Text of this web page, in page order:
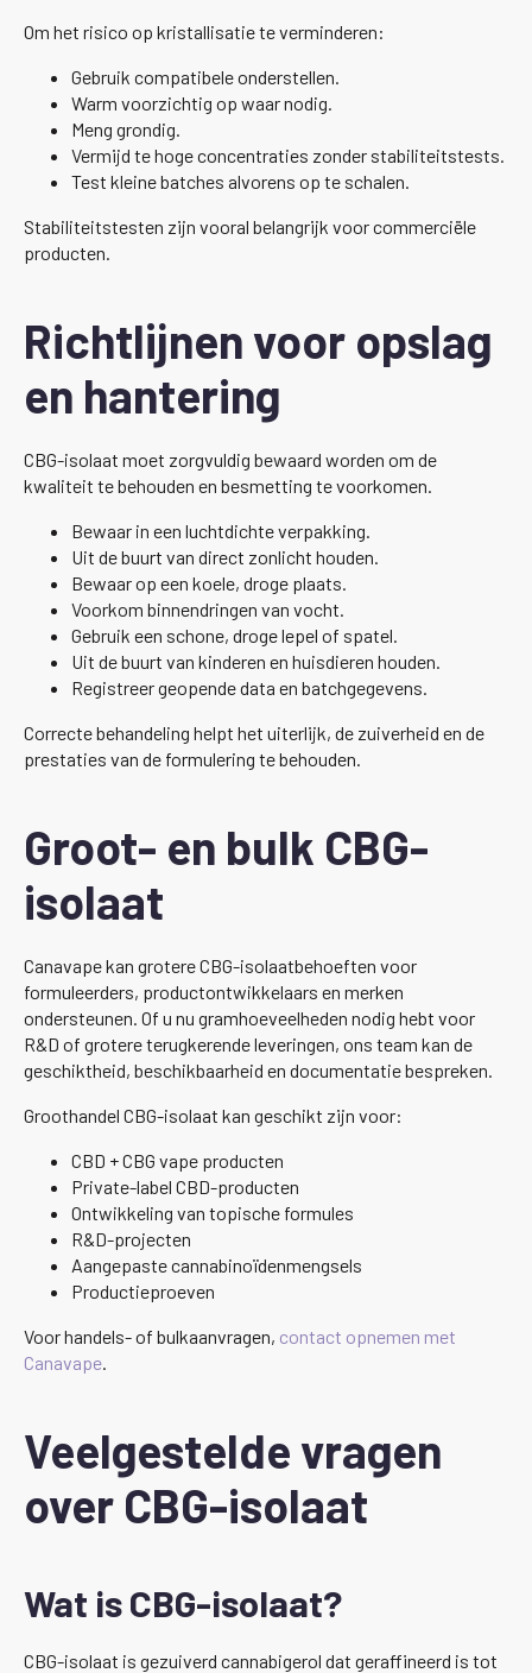
Om het risico op kristallisatie te verminderen:
Gebruik compatibele onderstellen.
Warm voorzichtig op waar nodig.
Meng grondig.
Vermijd te hoge concentraties zonder stabiliteitstests.
Test kleine batches alvorens op te schalen.
Stabiliteitstesten zijn vooral belangrijk voor commerciële
producten.
Richtlijnen voor opslag
en hantering
CBG-isolaat moet zorgvuldig bewaard worden om de
kwaliteit te behouden en besmetting te voorkomen.
Bewaar in een luchtdichte verpakking.
Uit de buurt van direct zonlicht houden.
Bewaar op een koele, droge plaats.
Voorkom binnendringen van vocht.
Gebruik een schone, droge lepel of spatel.
Uit de buurt van kinderen en huisdieren houden.
Registreer geopende data en batchgegevens.
Correcte behandeling helpt het uiterlijk, de zuiverheid en de
prestaties van de formulering te behouden.
Groot- en bulk CBG-
isolaat
Canavape kan grotere CBG-isolaatbehoeften voor
formuleerders, productontwikkelaars en merken
ondersteunen. Of u nu gramhoeveelheden nodig hebt voor
R&D of grotere terugkerende leveringen, ons team kan de
geschiktheid, beschikbaarheid en documentatie bespreken.
Groothandel CBG-isolaat kan geschikt zijn voor:
CBD + CBG vape producten
Private-label CBD-producten
Ontwikkeling van topische formules
R&D-projecten
Aangepaste cannabinoïdenmengsels
Productieproeven
Voor handels- of bulkaanvragen, contact opnemen met
Canavape
Veelgestelde vragen
over CBG-isolaat
Wat is CBG-isolaat?
CBG-isolaat is gezuiverd cannabigerol dat geraffineerd is tot